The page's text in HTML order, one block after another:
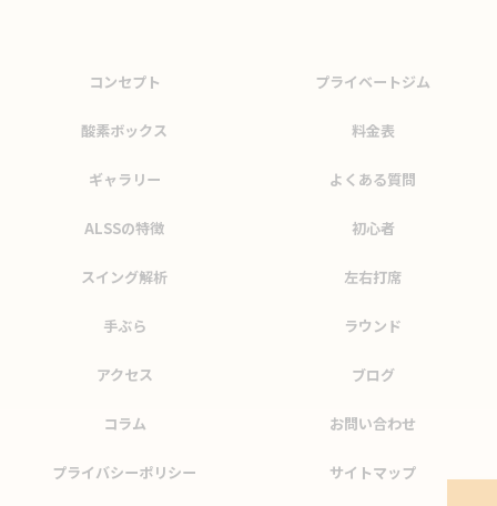
コンセプト プライベートジム
酸素ボックス 料金表
ギャラリー よくある質問
ALSSの特徴 初心者
スイング解析 左右打席
手ぶら ラウンド
アクセス ブログ
コラム お問い合わせ
プライバシーポリシー サイトマップ